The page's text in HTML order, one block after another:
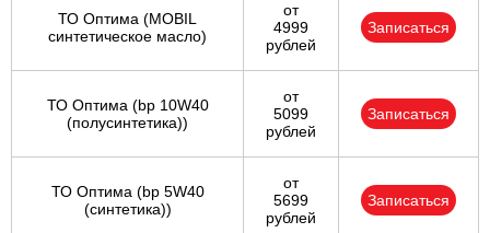
ТО Оптима (MOBIL
синтетическое масло)
от
4999
рублей
Записаться
ТО Оптима (bp 10W40
(полусинтетика))
от
5099
рублей
Записаться
ТО Оптима (bp 5W40
(синтетика))
от
5699
рублей
Записаться